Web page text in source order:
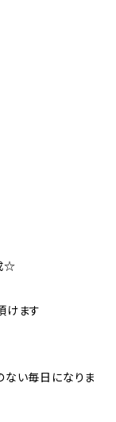
☆
けます
ない毎日になりま